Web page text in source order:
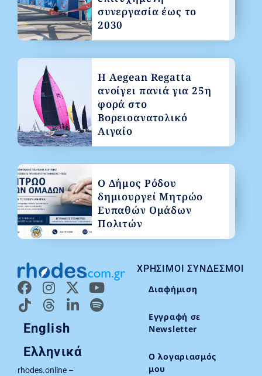
English
Ελληνικά
rhodes.online –
ΧΡΉΣΙΜΟΙ ΣΎΝΔΕΣΜΟΙ
Διαφήμιση
Εγγραφή σε
Newsletter
Ο λογαριασμός
μου
συνεργασία έως το
2030
Η Aegean Regatta
ανοίγει πανιά για 25η
φορά στο
Βορειοανατολικό
Αιγαίο
Ο Δήμος Ρόδου
δημιουργεί Μητρώο
Ευπαθών Ομάδων
Πολιτών